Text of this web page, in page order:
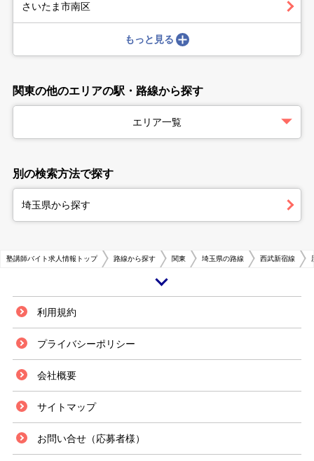
さいたま市南区
もっと見る
関東の他のエリアの駅・路線から探す
エリア一覧
別の検索方法で探す
埼玉県から探す
塾講師バイト求人情報トップ 路線から探す 関東 埼玉県の路線 西武新宿線
新所沢駅は、埼玉県所沢市内にあり、西武鉄道が乗り入れする駅前には、西
の近くを日高屋や松屋といった飲食チェーン店が軒を連ねます。西武鉄道の
中では所沢駅に並び、乗降客の多い、発展した商業エリアです。 市内に
は、埼玉県立所沢北高等学校や埼玉県立所沢中央高等学校といった教育機関
があり、学生の姿が多く見られます。そのため、進学塾の数も多く、それに
伴い、塾講師のアルバイト募集も多く見つけることができます。 指導形式
には、個別指導と集団指導の二通りがあり、この中で自分に合った働き方を
フト制を採用している場所もあり、学校に通いながらでも無理なく働くこと
ができます。 このように、塾講師を始めるのに新所沢は比較的に選択肢の
利用規約
プライバシーポリシー
会社概要
サイトマップ
お問い合せ（応募者様）